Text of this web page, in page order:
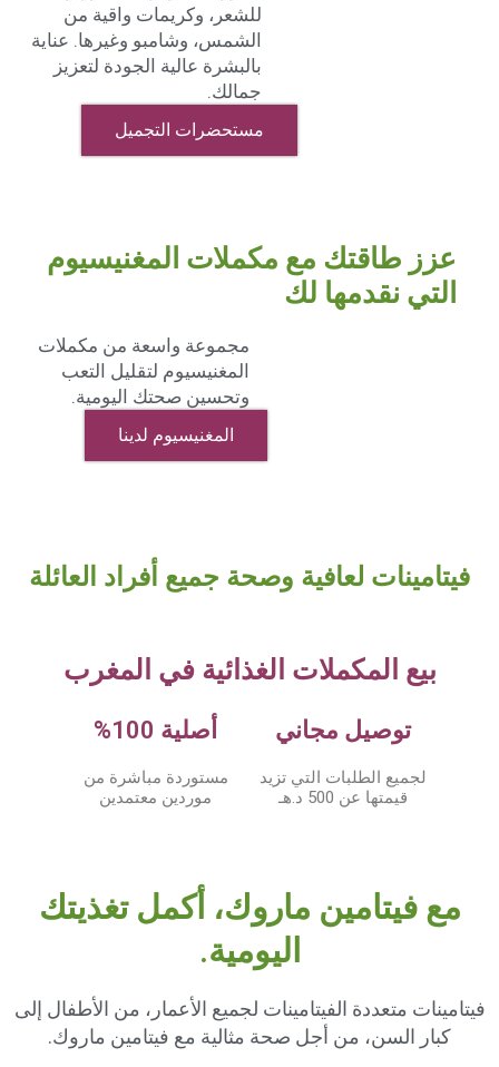
للشعر، وكريمات واقية من
الشمس، وشامبو وغيرها. عناية
بالبشرة عالية الجودة لتعزيز
جمالك.
مستحضرات التجميل
عزز طاقتك مع مكملات المغنيسيوم
التي نقدمها لك
مجموعة واسعة من مكملات
المغنيسيوم لتقليل التعب
وتحسين صحتك اليومية.
المغنيسيوم لدينا
فيتامينات لعافية وصحة جميع أفراد العائلة
بيع المكملات الغذائية في المغرب
توصيل مجاني
لجميع الطلبات التي تزيد
قيمتها عن 500 د.هـ
أصلية 100%
مستوردة مباشرة من
موردين معتمدين
مع فيتامين ماروك، أكمل تغذيتك
اليومية.
فيتامينات متعددة الفيتامينات لجميع الأعمار، من الأطفال إلى
كبار السن، من أجل صحة مثالية مع فيتامين ماروك.